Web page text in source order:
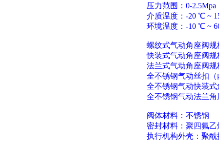
压力范围：0-2.5Mpa
介质温度：-20 ℃ ~
环境温度：-10 ℃ ~
螺纹式气动角座阀
快装式气动角座阀规
法兰式气动角座阀规
全不锈钢气动丝扣
全不锈钢气动快装式
全不锈钢气动法兰
阀体材料：不锈钢
密封材料：聚四氟乙
执行机构外壳：聚